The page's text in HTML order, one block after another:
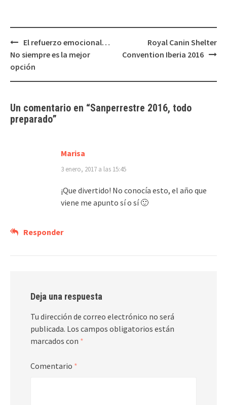
Navegación
de
entradas
El refuerzo emocional…
No siempre es la mejor
opción
Royal Canin Shelter
Convention Iberia 2016
Un comentario en “Sanperrestre 2016, todo
preparado”
Marisa
3 enero, 2017 a las 15:45
¡Que divertido! No conocía esto, el año que
viene me apunto sí o sí 🙂
Responder
Deja una respuesta
Tu dirección de correo electrónico no será
publicada. Los campos obligatorios están
marcados con *
Comentario *